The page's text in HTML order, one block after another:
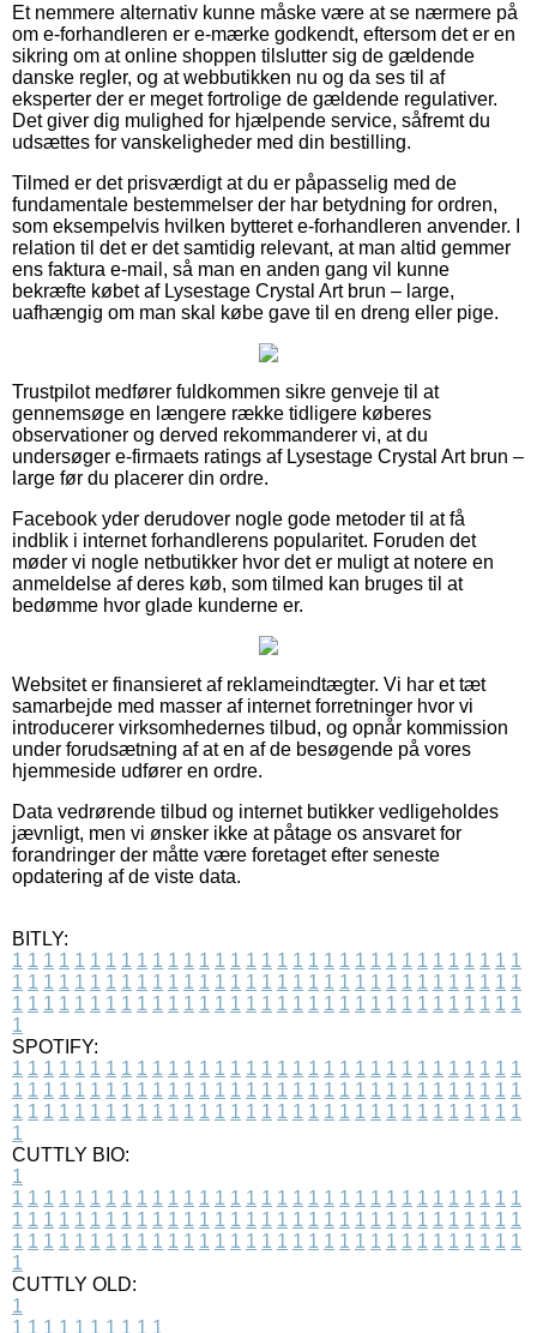
Et nemmere alternativ kunne måske være at se nærmere på
om e-forhandleren er e-mærke godkendt, eftersom det er en
sikring om at online shoppen tilslutter sig de gældende
danske regler, og at webbutikken nu og da ses til af
eksperter der er meget fortrolige de gældende regulativer.
Det giver dig mulighed for hjælpende service, såfremt du
udsættes for vanskeligheder med din bestilling.
Tilmed er det prisværdigt at du er påpasselig med de
fundamentale bestemmelser der har betydning for ordren,
som eksempelvis hvilken bytteret e-forhandleren anvender. I
relation til det er det samtidig relevant, at man altid gemmer
ens faktura e-mail, så man en anden gang vil kunne
bekræfte købet af Lysestage Crystal Art brun – large,
uafhængig om man skal købe gave til en dreng eller pige.
Trustpilot medfører fuldkommen sikre genveje til at
gennemsøge en længere række tidligere køberes
observationer og derved rekommanderer vi, at du
undersøger e-firmaets ratings af Lysestage Crystal Art brun –
large før du placerer din ordre.
Facebook yder derudover nogle gode metoder til at få
indblik i internet forhandlerens popularitet. Foruden det
møder vi nogle netbutikker hvor det er muligt at notere en
anmeldelse af deres køb, som tilmed kan bruges til at
bedømme hvor glade kunderne er.
Websitet er finansieret af reklameindtægter. Vi har et tæt
samarbejde med masser af internet forretninger hvor vi
introducerer virksomhedernes tilbud, og opnår kommission
under forudsætning af at en af de besøgende på vores
hjemmeside udfører en ordre.
Data vedrørende tilbud og internet butikker vedligeholdes
jævnligt, men vi ønsker ikke at påtage os ansvaret for
forandringer der måtte være foretaget efter seneste
opdatering af de viste data.
BITLY:
1 1 1 1 1 1 1 1 1 1 1 1 1 1 1 1 1 1 1 1 1 1 1 1 1 1 1 1 1 1 1 1 1
1 1 1 1 1 1 1 1 1 1 1 1 1 1 1 1 1 1 1 1 1 1 1 1 1 1 1 1 1 1 1 1 1
1 1 1 1 1 1 1 1 1 1 1 1 1 1 1 1 1 1 1 1 1 1 1 1 1 1 1 1 1 1 1 1 1
1
SPOTIFY:
1 1 1 1 1 1 1 1 1 1 1 1 1 1 1 1 1 1 1 1 1 1 1 1 1 1 1 1 1 1 1 1 1
1 1 1 1 1 1 1 1 1 1 1 1 1 1 1 1 1 1 1 1 1 1 1 1 1 1 1 1 1 1 1 1 1
1 1 1 1 1 1 1 1 1 1 1 1 1 1 1 1 1 1 1 1 1 1 1 1 1 1 1 1 1 1 1 1 1
1
CUTTLY BIO:
1
1 1 1 1 1 1 1 1 1 1 1 1 1 1 1 1 1 1 1 1 1 1 1 1 1 1 1 1 1 1 1 1 1
1 1 1 1 1 1 1 1 1 1 1 1 1 1 1 1 1 1 1 1 1 1 1 1 1 1 1 1 1 1 1 1 1
1 1 1 1 1 1 1 1 1 1 1 1 1 1 1 1 1 1 1 1 1 1 1 1 1 1 1 1 1 1 1 1 1
1
CUTTLY OLD:
1
1 1 1 1 1 1 1 1 1 1